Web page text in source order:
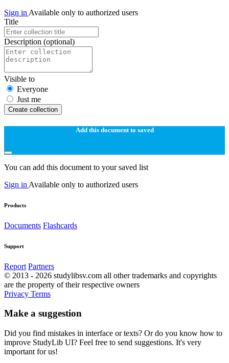
Sign in Available only to authorized users
Title
Description (optional)
Visible to
Everyone
Just me
Create collection
Add this document to saved
You can add this document to your saved list
Sign in Available only to authorized users
Products
Documents Flashcards
Support
Report Partners
© 2013 - 2026 studylibsv.com all other trademarks and copyrights
are the property of their respective owners
Privacy Terms
Make a suggestion
Did you find mistakes in interface or texts? Or do you know how to
improve StudyLib UI? Feel free to send suggestions. It's very
important for us!